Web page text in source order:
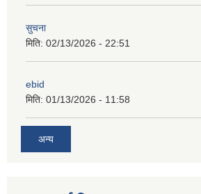
सुचना
मिति: 02/13/2026 - 22:51
ebid
मिति: 01/13/2026 - 11:58
अन्य